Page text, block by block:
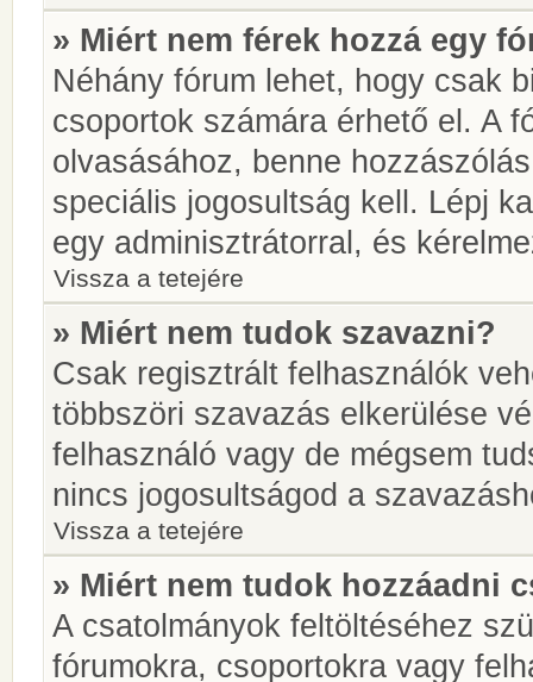
» Miért nem férek hozzá egy
Néhány fórum lehet, hogy csak
csoportok számára érhető el. A
olvasásához, benne
speciális jogosultság kell. Lépj
egy adminisztrátorral, és
Vissza a tetejére
» Miért nem tudok szavazni?
Csak regisztrált felhasználók
többszöri szavazás elkerülése
felhasználó vagy de mégsem
nincs jogosultságod a
Vissza a tetejére
» Miért nem tudok hozzáadni
A csatolmányok feltöltéséhez
fórumokra, csoportokra vagy